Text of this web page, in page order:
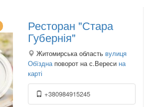
Ресторан "Стара
Губернія"
Житомирська область вулиця
Обїзднаповорот на с.Вереси на
карті
+380984915245